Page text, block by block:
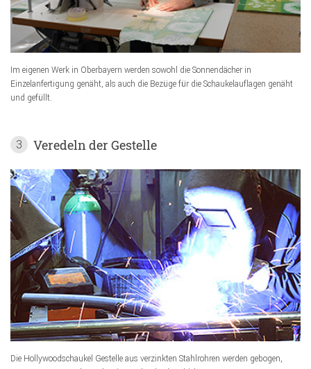
Im eigenen Werk in Oberbayern werden sowohl die Sonnendächer in
Einzelanfertigung genäht, als auch die Bezüge für die Schaukelauflagen genäht
und gefüllt.
3 Veredeln der Gestelle
Die Hollywoodschaukel Gestelle aus verzinkten Stahlrohren werden gebogen,